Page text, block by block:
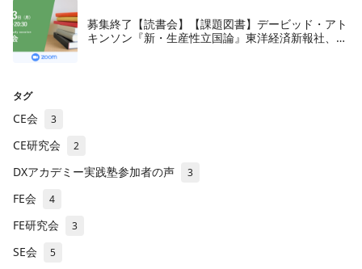
募集終了【読書会】【課題図書】デービッド・アト
キンソン『新・生産性立国論』東洋経済新報社、
タグ
CE会 3
CE研究会 2
DXアカデミー実践塾参加者の声 3
FE会 4
FE研究会 3
SE会 5